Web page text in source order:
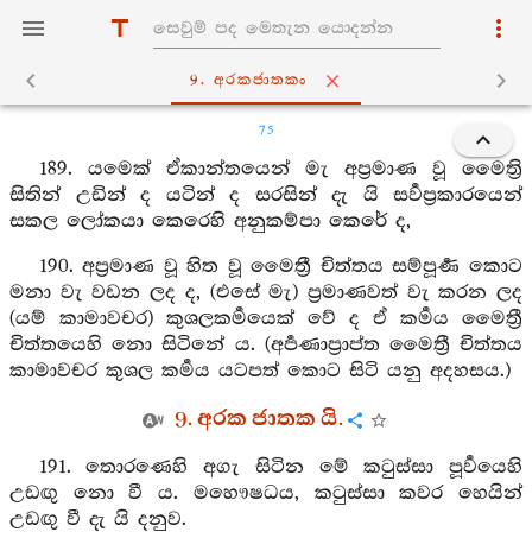
9. අරකජාතකං
75
189. යමෙක් ඒකාන්තයෙන් මැ අප්‍රමාණ වූ මෛත්‍රි
සිතින් උඩින් ද යටින් ද සරසින් දැ යි සර්‍වප්‍රකාරයෙන්
සකල ලෝකයා කෙරෙහි අනුකම්පා කෙරේ ද,
190. අප්‍රමාණ වූ හිත වූ මෛත්‍රී චිත්තය සම්පූර්‍ණ කොට
මනා වැ වඩන ලද ද, (එසේ මැ) ප්‍රමාණවත් වැ කරන ලද
(යම් කාමාවචර) කුශලකර්‍මයෙක් වේ ද ඒ කර්‍මය මෛත්‍රී
චිත්තයෙහි නො සිටිනේ ය. (අර්‍පණාප්‍රාප්ත මෛත්‍රී චිත්තය
කාමාවචර කුශල කර්‍මය යටපත් කොට සිටි යනු අදහසය.)
9. අරක ජාතක යි.
191. තොරණෙහි අගැ සිටින මේ කටුස්සා පූර්‍වයෙහි
උඩඟු නො වී ය. මහෞෂධය, කටුස්සා කවර හෙයින්
උඩඟු වී දැ යි දනුව.